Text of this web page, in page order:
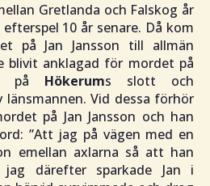
Gretlanda och Falskog år
10 år senare. Då kom
på Jan Jansson till allmän
blivit anklagad för mordet på
på Hökerums slott och
Vid dessa förhör
på Jan Jansson och han
”Att jag på vägen med en
emellan axlarna så att han
därefter sparkade Jan i